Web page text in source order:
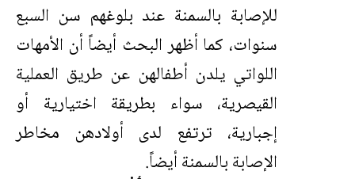
للإصابة بالسمنة عند بلوغهم سن السبع
سنوات، كما أظهر البحث أيضاً أن الأمهات
اللواتي يلدن أطفالهن عن طريق العملية
القيصرية، سواء بطريقة اختيارية أو
إجبارية، ترتفع لدى أولادهن مخاطر
الإصابة بالسمنة أيضاً.